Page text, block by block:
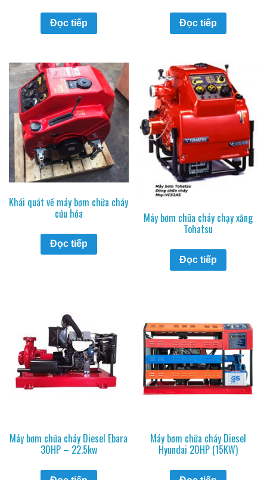
Đọc tiếp Đọc tiếp
Khái quát về máy bơm chữa cháy
cứu hỏa
Đọc tiếp
Máy bơm chữa cháy chạy xăng
Tohatsu
Đọc tiếp
Máy bơm chữa cháy Diesel Ebara
30HP – 22.5kw
Máy bơm chữa cháy Diesel
Hyundai 20HP (15KW)